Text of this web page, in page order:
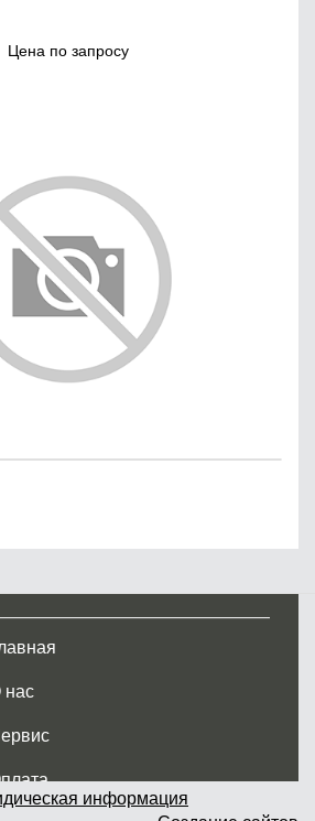
Цена по запросу
нас
информация